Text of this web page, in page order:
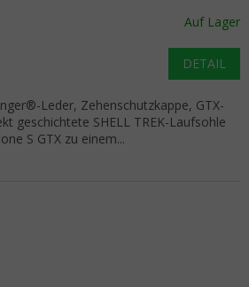
Auf Lager
DETAIL
Leder, Zehenschutzkappe, GTX-
geschichtete SHELL TREK-Laufsohle
S GTX zu einem...